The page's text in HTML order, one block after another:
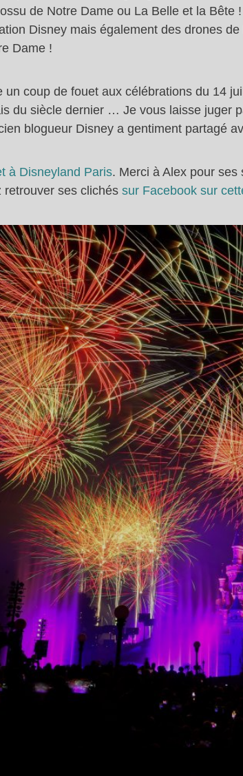
de Notre Dame ou La Belle et la
Disney mais également des drones
Dame !
un coup de fouet aux célébrations du 14
du siècle dernier … Je vous laisse juger
blogueur Disney a gentiment partagé
à Disneyland Paris. Merci à Alex pour ses
retrouver ses clichés sur Facebook sur